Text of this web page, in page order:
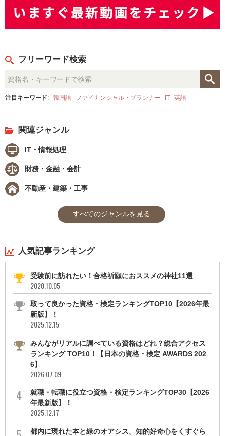
フリーワード検索
注目キーワード: 韓国語 ファイナンシャル・プランナー IT 英語
関連ジャンル
IT・情報処理
財務・金融・会計
不動産・建築・工事
すべてのジャンルを見る
人気記事ランキング
受験前に訪れたい！合格祈願におススメの神社11選
2020.10.05
取って良かった資格・検定ランキングTOP10【2026年最
新版】！
2025.12.15
みんながリアルに調べている資格はどれ？総合アクセス
ランキング TOP10！【日本の資格・検定 AWARDS 202
6】
2026.07.09
就職・転職に役立つ資格・検定ランキングTOP30【2026
年最新版】！
2025.12.17
都内に現れた本と緑のオアシス。知的好奇心をくすぐら